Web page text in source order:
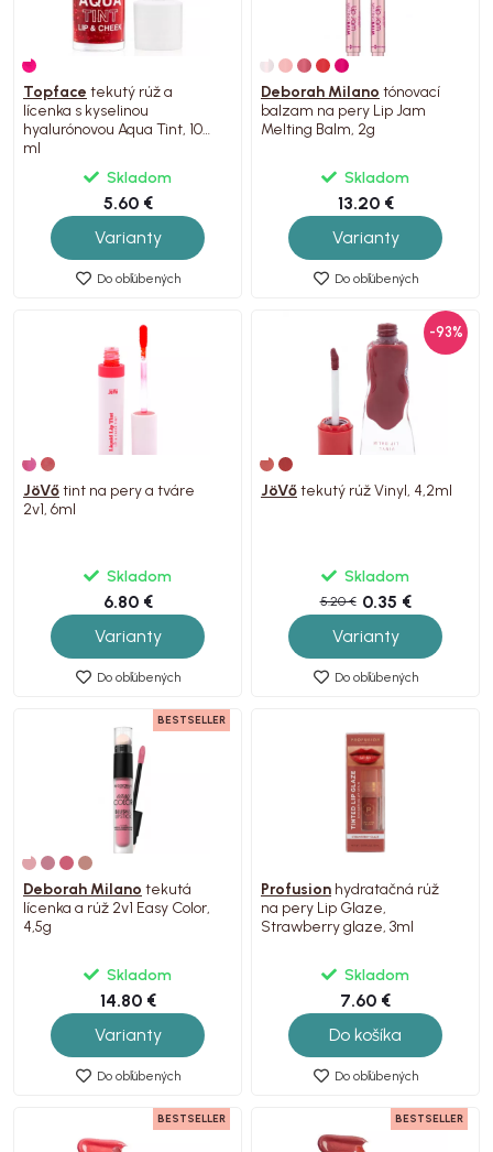
Topface tekutý rúž a
lícenka s kyselinou
hyalurónovou Aqua Tint, 10
ml
Skladom
5.60 €
Varianty
Do obľúbených
Deborah Milano tónovací
balzam na pery Lip Jam
Melting Balm, 2g
Skladom
13.20 €
Varianty
Do obľúbených
JöVőtint na pery a tváre
2v1, 6ml
Skladom
6.80 €
Varianty
Do obľúbených
-93%
JöVőtekutý rúž Vinyl, 4,2ml
Skladom
5.20 € 0.35 €
Varianty
Do obľúbených
BESTSELLER
Deborah Milano tekutá
lícenka a rúž 2v1 Easy Color,
4,5g
Skladom
14.80 €
Varianty
Do obľúbených
Profusion hydratačná rúž
na pery Lip Glaze,
Strawberry glaze, 3ml
Skladom
7.60 €
Do košíka
Do obľúbených
BESTSELLER BESTSELLER